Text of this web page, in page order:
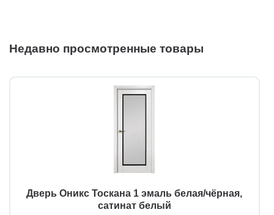
Недавно просмотренные товары
Дверь Оникс Тоскана 1 эмаль белая/чёрная,
сатинат белый